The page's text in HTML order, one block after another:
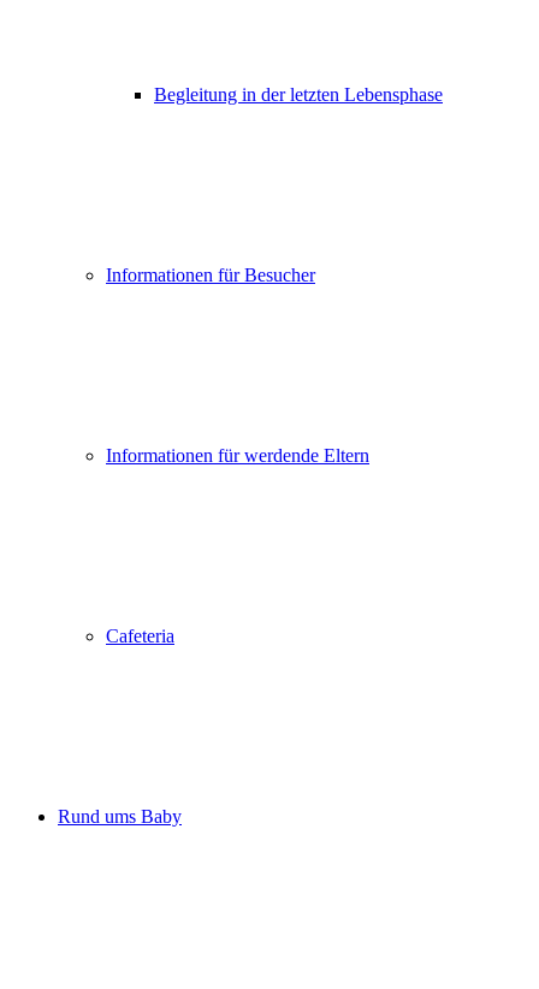
Begleitung in der letzten Lebensphase
Informationen für Besucher
Informationen für werdende Eltern
Cafeteria
Rund ums Baby